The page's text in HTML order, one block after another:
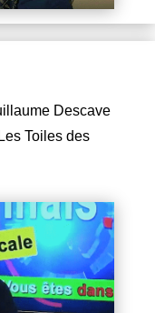
Descave
Toiles des